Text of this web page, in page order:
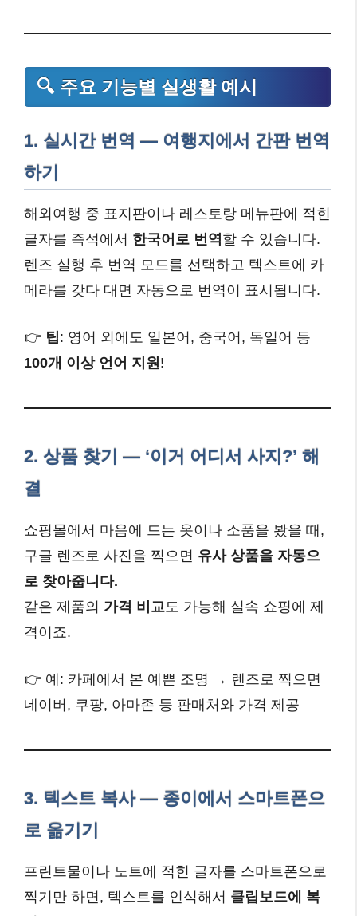
🔍 주요 기능별 실생활 예시
1. 실시간 번역 — 여행지에서 간판 번역
하기
해외여행 중 표지판이나 레스토랑 메뉴판에 적힌
글자를 즉석에서 한국어로 번역 할 수 있습니다.
렌즈 실행 후 번역 모드를 선택하고 텍스트에 카
메라를 갖다 대면 자동으로 번역이 표시됩니다.
👉 팁: 영어 외에도 일본어, 중국어, 독일어 등
100개 이상 언어 지원!
2. 상품 찾기 — ‘이거 어디서 사지?’ 해
결
쇼핑몰에서 마음에 드는 옷이나 소품을 봤을 때,
구글 렌즈로 사진을 찍으면 유사 상품을 자동으
로 찾아줍니다.
같은 제품의 가격 비교 도 가능해 실속 쇼핑에 제
격이죠.
👉 예: 카페에서 본 예쁜 조명 → 렌즈로 찍으면
네이버, 쿠팡, 아마존 등 판매처와 가격 제공
3. 텍스트 복사 — 종이에서 스마트폰으
로 옮기기
프린트물이나 노트에 적힌 글자를 스마트폰으로
찍기만 하면, 텍스트를 인식해서 클립보드에 복